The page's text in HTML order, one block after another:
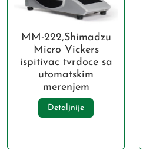
MM-222,Shimadzu
Micro Vickers
ispitivac tvrdoce sa
utomatskim
merenjem
Detaljnije